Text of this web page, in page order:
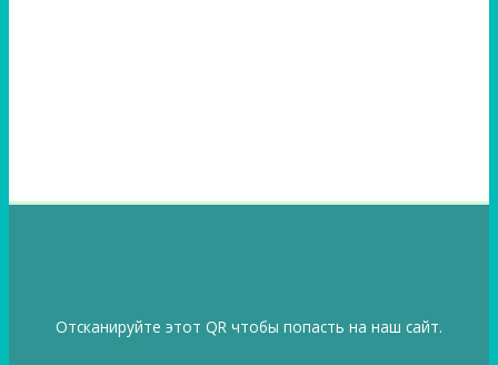
Отсканируйте этот QR чтобы попасть на наш сайт.